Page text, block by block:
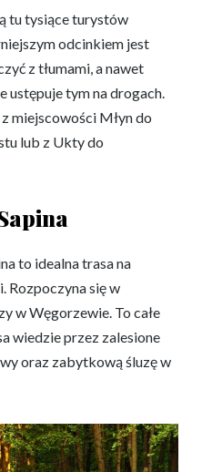
tu tysiące turystów
odcinkiem jest
z tłumami, a nawet
ustępuje tym na drogach.
miejscowości Młyn do
lub z Ukty do
to idealna trasa na
Rozpoczyna się w
w Węgorzewie. To całe
wiedzie przez zalesione
oraz zabytkową śluzę w